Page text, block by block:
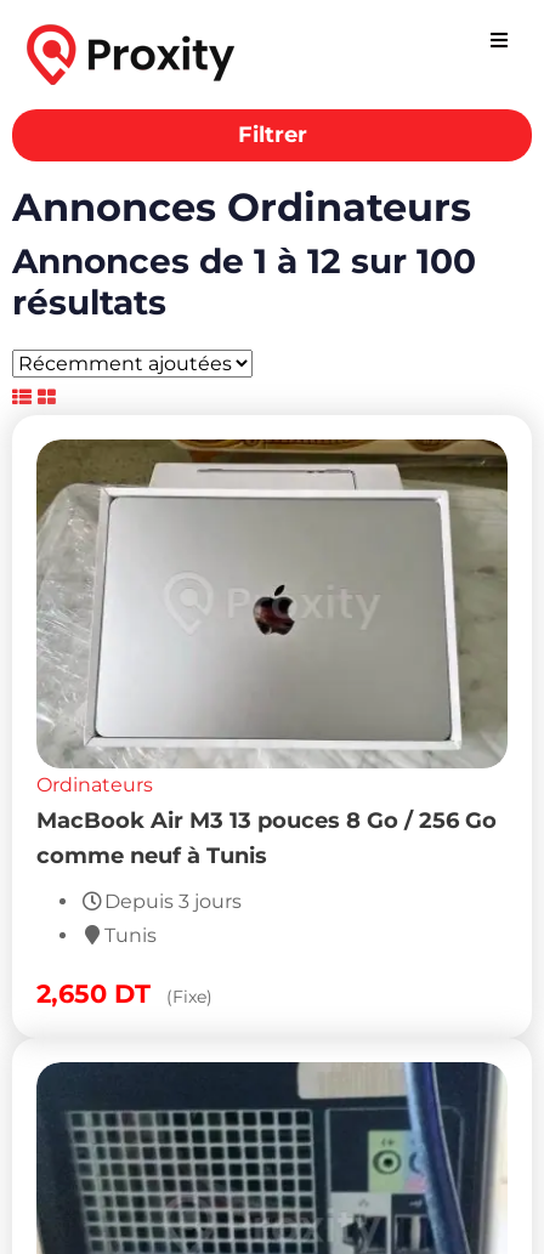
Filtrer
Annonces Ordinateurs
Annonces de 1 à 12 sur 100
résultats
Ordinateurs
MacBook Air M3 13 pouces 8 Go / 256 Go
comme neuf à Tunis
Depuis 3 jours
Tunis
2,650 DT (Fixe)